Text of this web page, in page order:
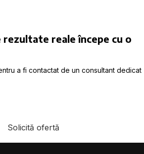
rezultate reale începe cu o
a fi contactat de un consultant dedicat
Solicită ofertă